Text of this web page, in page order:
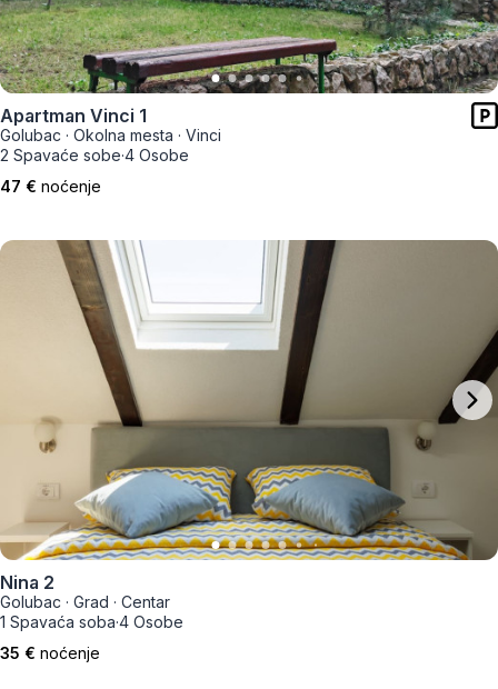
Apartman Vinci 1
Golubac · Okolna mesta · Vinci
2 Spavaće sobe·4 Osobe
47 € noćenje
Nina 2
Golubac · Grad · Centar
1 Spavaća soba·4 Osobe
35 € noćenje